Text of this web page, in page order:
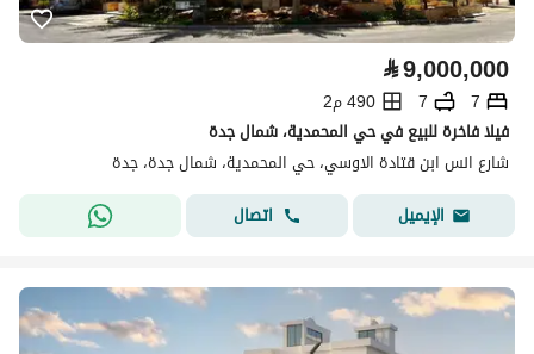
⃁9,000,000
7
7
490 م2
فيلا فاخرة للبيع في حي المحمدية، شمال جدة
شارع انس ابن قتادة الاوسي، حي المحمدية، شمال جدة، جدة
الإيميل
اتصال